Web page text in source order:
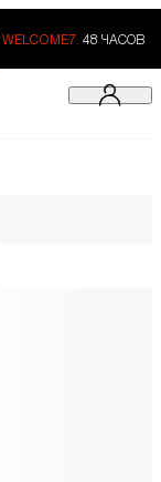
WELCOME7. 48 ЧАСОВ